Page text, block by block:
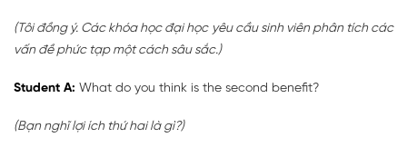
(Tôi đồng ý. Các khóa học đại học yêu cầu sinh viên phân tích các
vấn đề phức tạp một cách sâu sắc.)
Student A: What do you think is the second benefit?
(Bạn nghĩ lợi ích thứ hai là gì?)